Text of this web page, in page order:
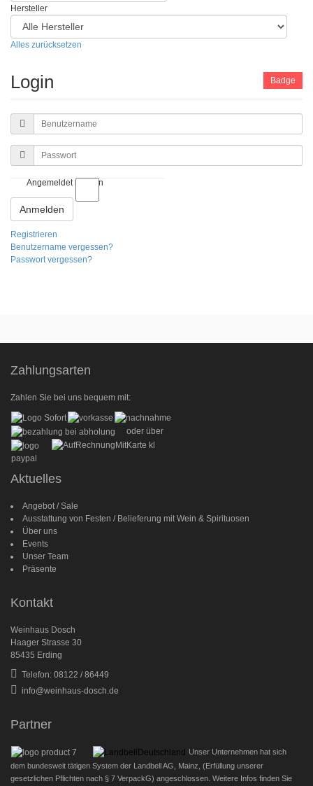
Hersteller
Alles zurücksetzen
Login
Benutzername
Passwort
Angemeldet bleiben
Anmelden
Registrieren
Benutzername vergessen?
Passwort vergessen?
Badge
Zahlungsarten
Zahlen Sie bei uns bequem mit:
oder über
Aktuelles
Angebot / Sale
Ausstattung von Festen / Belieferung mit Wein & Spirituosen
Über uns
Events
Unser Team
Präsente
Kontakt
Weinhaus Dosch
Haager Strasse 30
85435 Erding
Telefon: 08122 / 86449
info@weinhaus-dosch.de
Partner
Unser Unternehmen hat sich
dem bundesweit tätigen System der Landbell AG, Mainz, (Erfüllung unserer
gesetzlichen Pflichten nach § 7 VerpackG) angeschlossen. Weitere Infos finden Sie